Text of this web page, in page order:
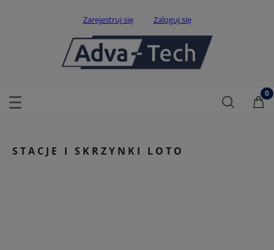
Zarejestruj się Zaloguj się
STACJE I SKRZYNKI LOTO